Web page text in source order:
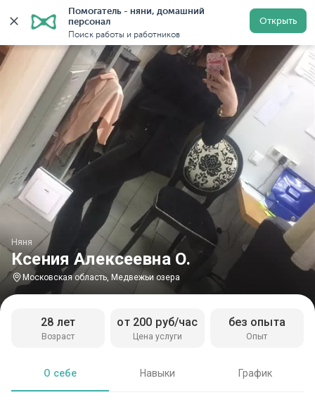
Помогатель - няни, домашний
персонал
Поиск работы и работников
Открыть
Главная Няни Няни в Московской области Няни
Ксения Алексеевна О.
Няня
Московская область, Медвежьи озера
Возраст
28 лет
Цена услуги
от 200 руб/час
Опыт
без опыта
О себе Навыки График